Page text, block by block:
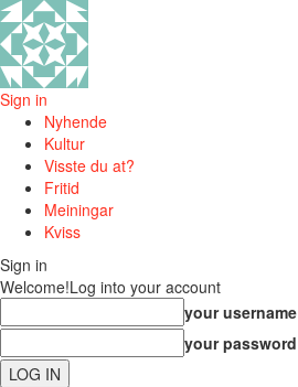
Sign in
Nyhende
Kultur
Visste du at?
Fritid
Meiningar
Kviss
Sign in
Welcome!Log into your account
your username
your password